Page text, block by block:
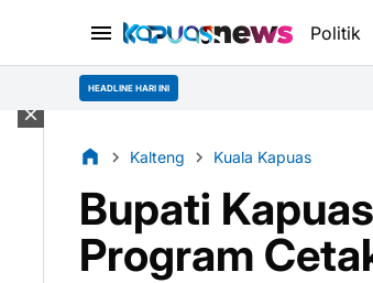
Politik
HEADLINE HARI INI
Kalteng Kuala Kapuas
Bupati
Program